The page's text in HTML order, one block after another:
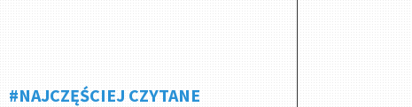
#NAJCZĘŚCIEJ CZYTANE